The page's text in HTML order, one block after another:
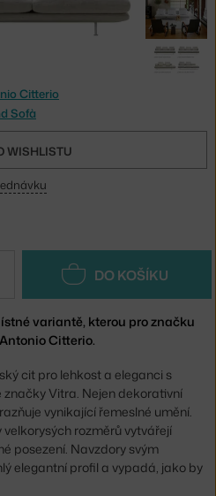
Citterio
Sofà
WISHLISTU
DO KOŠÍKU
variantě, kterou pro značku
Citterio.
cit pro lehkost a eleganci s
Vitra. Nejen dekorativní
vynikající řemeslné umění.
rozměrů vytvářejí
posezení. Navzdory svým
elegantní profil a vypadá, jako by